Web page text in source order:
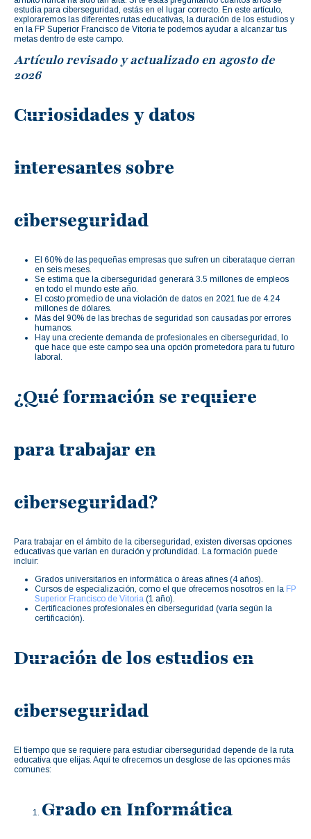
estudia para ciberseguridad, estás en el lugar correcto. En este artículo,
exploraremos las diferentes rutas educativas, la duración de los estudios y
en la FP Superior Francisco de Vitoria te podemos ayudar a alcanzar tus
metas dentro de este campo.
Artículo revisado y actualizado en agosto de
2026
Curiosidades y datos
interesantes sobre
ciberseguridad
El 60% de las pequeñas empresas que sufren un ciberataque cierran
en seis meses.
Se estima que la ciberseguridad generará 3.5 millones de empleos
en todo el mundo este año.
El costo promedio de una violación de datos en 2021 fue de 4.24
millones de dólares.
Más del 90% de las brechas de seguridad son causadas por errores
humanos.
Hay una creciente demanda de profesionales en ciberseguridad, lo
que hace que este campo sea una opción prometedora para tu futuro
laboral.
¿Qué formación se requiere
para trabajar en
ciberseguridad?
Para trabajar en el ámbito de la ciberseguridad, existen diversas opciones
educativas que varían en duración y profundidad. La formación puede
incluir:
Grados universitarios en informática o áreas afines (4 años).
Cursos de especialización, como el que ofrecemos nosotros en la FP
Superior Francisco de Vitoria (1 año).
Certificaciones profesionales en ciberseguridad (varía según la
certificación).
Duración de los estudios en
ciberseguridad
El tiempo que se requiere para estudiar ciberseguridad depende de la ruta
educativa que elijas. Aquí te ofrecemos un desglose de las opciones más
comunes:
Grado en Informática